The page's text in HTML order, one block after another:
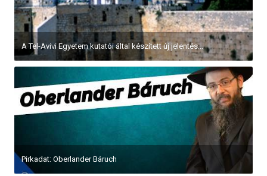
A Tel-Avivi Egyetem kutatói által készített új jelentés...
Pirkadat: Oberlander Báruch